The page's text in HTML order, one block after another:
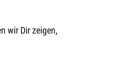
wir Dir zeigen,